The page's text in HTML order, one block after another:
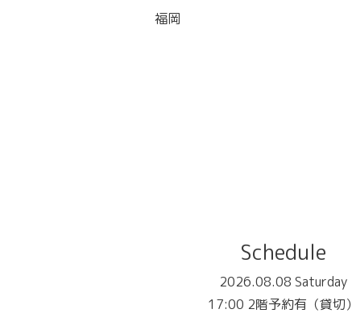
福岡
Schedule
2026.08.08 Saturday
17:00 2階予約有（貸切）